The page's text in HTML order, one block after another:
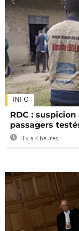
INFO
RDC :
passagers
Il y a 4 heures